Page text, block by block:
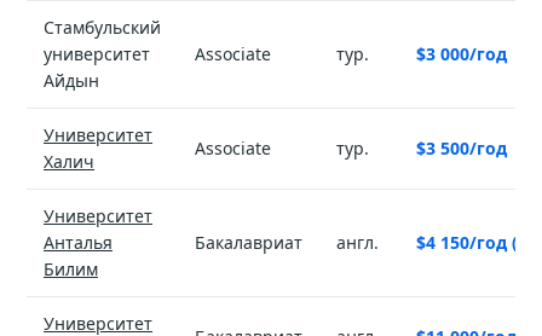
Стамбульский
университет
Айдын
Associate тур. $3 000/год
Университет
Халич
Associate тур. $3 500/год
Университет
Анталья
Билим
Бакалавриат англ. $4 150/год
Университет